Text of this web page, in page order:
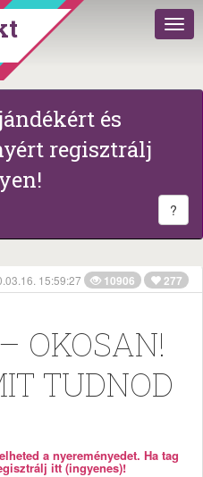
és
regisztrálj
?
15:59:27 10906 277
OKOSAN!
TUDNOD
a nyereményedet. Ha tag
itt (ingyenes)!